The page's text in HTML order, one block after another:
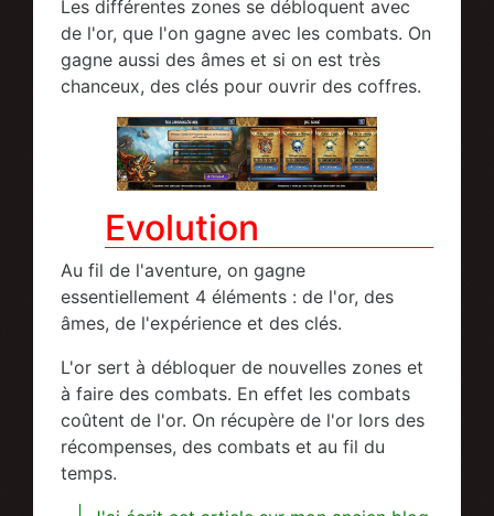
Les différentes zones se débloquent avec
de l'or, que l'on gagne avec les combats. On
gagne aussi des âmes et si on est très
chanceux, des clés pour ouvrir des coffres.
Evolution
Au fil de l'aventure, on gagne
essentiellement 4 éléments : de l'or, des
âmes, de l'expérience et des clés.
L'or sert à débloquer de nouvelles zones et
à faire des combats. En effet les combats
coûtent de l'or. On récupère de l'or lors des
récompenses, des combats et au fil du
temps.